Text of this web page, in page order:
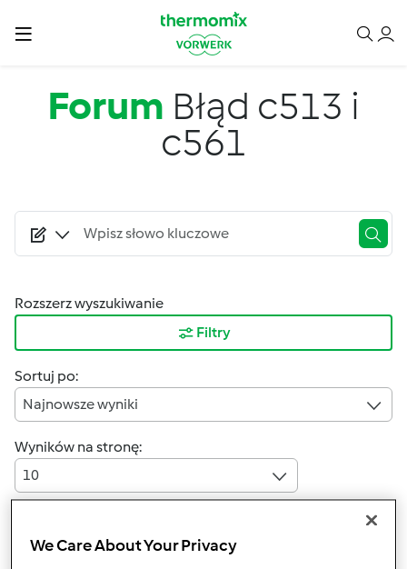
Forum Błąd c513 i
c561
Rozszerz wyszukiwanie
Filtry
Sortuj po:
Najnowsze wyniki
Wyników na stronę:
10
We Care About Your Privacy